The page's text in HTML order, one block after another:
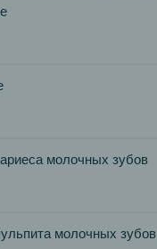
молочных зубов
молочных зубов